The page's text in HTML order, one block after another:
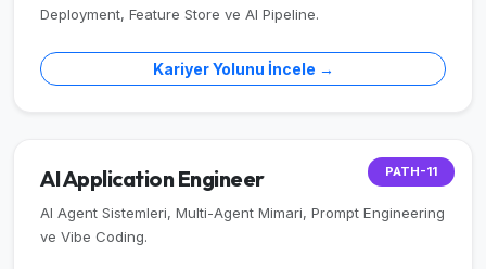
Deployment, Feature Store ve AI Pipeline.
Kariyer Yolunu İncele →
PATH-11
AI Application Engineer
AI Agent Sistemleri, Multi-Agent Mimari, Prompt Engineering
ve Vibe Coding.